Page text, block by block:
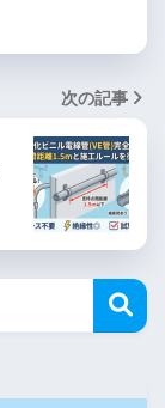
次の記事